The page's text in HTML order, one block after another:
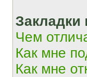
Закладки
Чем
Как мне
Как мне